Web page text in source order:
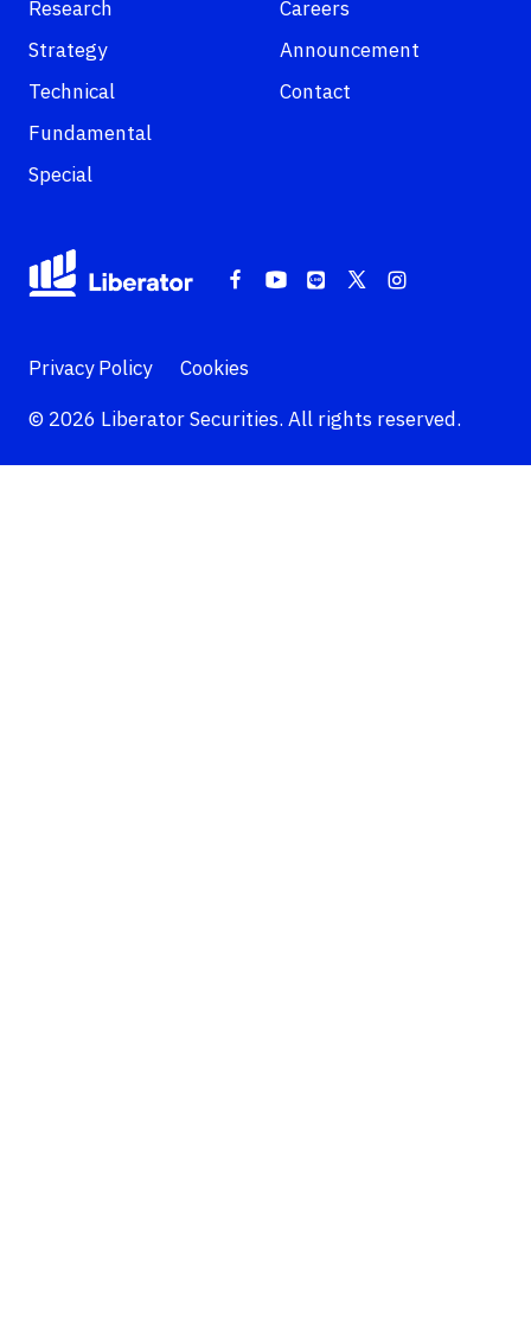
Research
Strategy
Technical
Fundamental
Special
Careers
Announcement
Contact
Privacy Policy
Cookies
© 2026 Liberator Securities. All rights reserved.